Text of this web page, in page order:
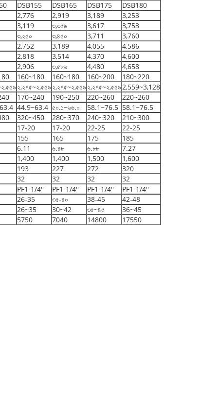
DSB155 DSB165 DSB175
DSB180
2,776 2,919 3,189
3,253
3,119 ৩,৩৫৯ 3,617
3,753
৩,২৫০ ৩,৪৫০ 3,711
3,760
2,752 3,189 4,055
4,586
2,818 3,514 4,370
4,600
2,906 ৩,৫৮৬ 4,480
4,658
160~180 160~180 160~200
180~220
২,২৭৫~২,৫৫৯২,২৭৫~২,৫৫৯২,২৭৫~২,৫৫৯2,559~3,128
170~240 190~250 220~260
220~260
44.9~63.4 ৫০.১~৬৬.০ 58.1~76.5 58.1~76.5
320~450 280~370 240~320
210~300
17-20 17-20 22-25
22-25
155 165 175
185
6.11 ৬.৪৮ ৬.৮৮
7.27
1,400 1,400 1,500
1,600
193 227 272
320
32 32 32
32
PF1-1/4'' PF1-1/4'' PF1-1/4''
PF1-1/4''
26-35 ৩৫-৪০ 38-45
42-48
26~35 30~42 ৩৫~৪৫
36~45
5750 7040 14800 17550